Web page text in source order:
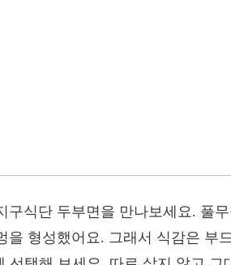
식단 두부면을 만나보세요. 풀
형성했어요. 그래서 식감은 부